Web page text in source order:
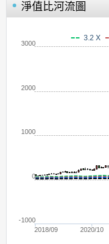
淨值比河流圖
3.2 X
2018/09 2020/10
0
1000
2000
3000
-1000